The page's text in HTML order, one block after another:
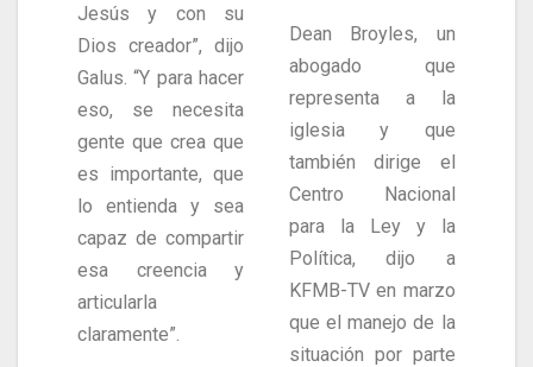
Jesús y con su
Dios creador”, dijo
Galus. “Y para hacer
eso, se necesita
gente que crea que
es importante, que
lo entienda y sea
capaz de compartir
esa creencia y
articularla
claramente”.
Dean Broyles, un
abogado que
representa a la
iglesia y que
también dirige el
Centro Nacional
para la Ley y la
Política, dijo a
KFMB-TV en marzo
que el manejo de la
situación por parte